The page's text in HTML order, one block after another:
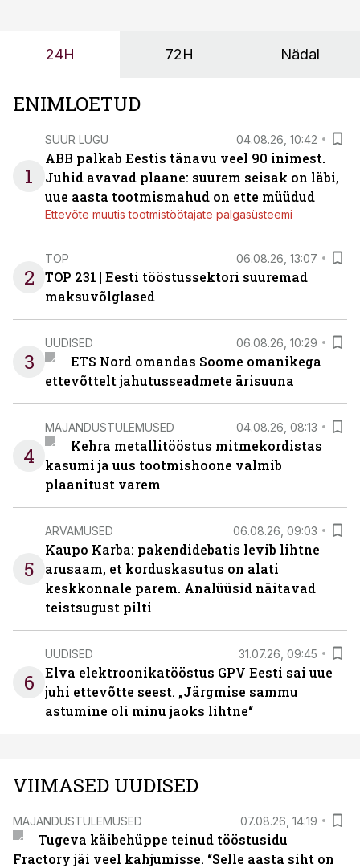
24H 72H Nädal
ENIMLOETUD
1
SUUR LUGU 04.08.26, 10:42
ABB palkab Eestis tänavu veel 90 inimest.
Juhid avavad plaane: suurem seisak on läbi,
uue aasta tootmismahud on ette müüdud
Ettevõte muutis tootmistöötajate palgasüsteemi
2
TOP 06.08.26, 13:07
TOP 231 | Eesti tööstussektori suuremad
maksuvõlglased
3
UUDISED 06.08.26, 10:29
ETS Nord omandas Soome omanikega
ettevõttelt jahutusseadmete ärisuuna
4
MAJANDUSTULEMUSED 04.08.26, 08:13
Kehra metallitööstus mitmekordistas
kasumi ja uus tootmishoone valmib
plaanitust varem
5
ARVAMUSED 06.08.26, 09:03
Kaupo Karba: pakendidebatis levib lihtne
arusaam, et korduskasutus on alati
keskkonnale parem. Analüüsid näitavad
teistsugust pilti
6
UUDISED 31.07.26, 09:45
Elva elektroonikatööstus GPV Eesti sai uue
juhi ettevõtte seest. „Järgmise sammu
astumine oli minu jaoks lihtne“
VIIMASED UUDISED
MAJANDUSTULEMUSED 07.08.26, 14:19
Tugeva käibehüppe teinud tööstusidu
Fractory jäi veel kahjumisse. “Selle aasta siht on